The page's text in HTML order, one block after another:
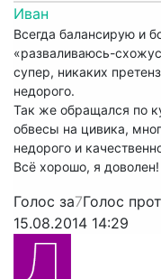
Иван
Всегда балансирую и
«разваливаюсь-
супер, никаких
недорого.
Так же обращался по
обвесы на цивика,
недорого и
Всё хорошо, я доволен!
Голос за7Голос
15.08.2014 14:29